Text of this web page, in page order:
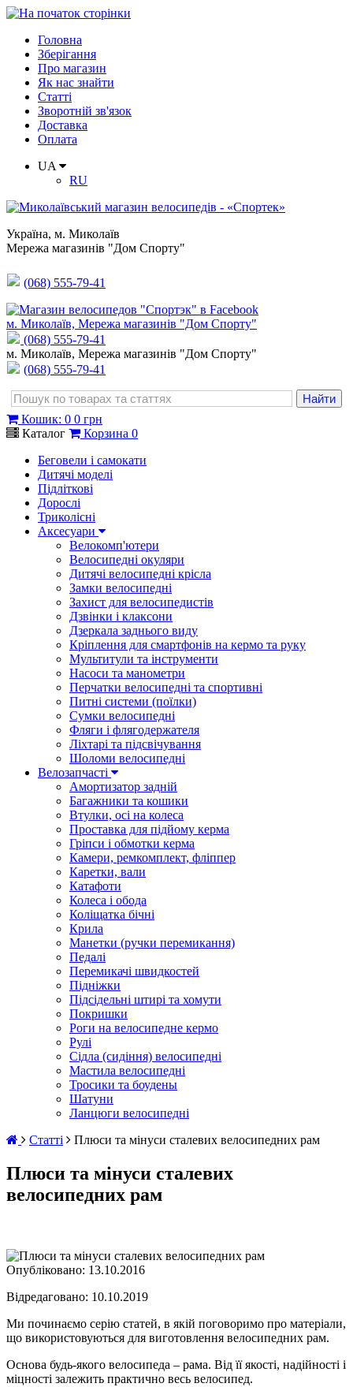
Головна
Зберігання
Про магазин
Як нас знайти
Статті
Зворотній зв'язок
Доставка
Оплата
UA
RU
Україна, м. Миколаїв
Мережа магазинів "Дом Спорту"
(068) 555-79-41
м. Миколаїв, Мережа магазинів "Дом Спорту"
(068) 555-79-41
м. Миколаїв, Мережа магазинів "Дом Спорту"
(068) 555-79-41
Кошик: 0 0 грн
Каталог
Корзина 0
Беговели і самокати
Дитячі моделі
Підліткові
Дорослі
Триколісні
Аксесуари
Велокомп'ютери
Велосипедні окуляри
Дитячі велосипедні крісла
Замки велосипедні
Захист для велосипедистів
Дзвінки і клаксони
Дзеркала заднього виду
Кріплення для смартфонів на кермо та руку
Мультитули та інструменти
Насоси та манометри
Перчатки велосипедні та спортивні
Питні системи (поїлки)
Сумки велосипедні
Фляги і флягодержателя
Ліхтарі та підсвічування
Шоломи велосипедні
Велозапчасті
Амортизатор задній
Багажники та кошики
Втулки, осі на колеса
Проставка для підйому керма
Гріпси і обмотки керма
Камери, ремкомплект, фліппер
Каретки, вали
Катафоти
Колеса і обода
Коліщатка бічні
Крила
Манетки (ручки перемикання)
Педалі
Перемикачі швидкостей
Підніжки
Підсідельні штирі та хомути
Покришки
Роги на велосипедне кермо
Рулі
Сідла (сидіння) велосипедні
Мастила велосипедні
Тросики та боудены
Шатуни
Ланцюги велосипедні
Статті
Плюси та мінуси сталевих велосипедних рам
Плюси та мінуси сталевих
велосипедних рам
Опубліковано: 13.10.2016
Відредаговано: 10.10.2019
Ми починаємо серію статей, в якій поговоримо про матеріали,
що використовуються для виготовлення велосипедних рам.
Основа будь-якого велосипеда – рама. Від її якості, надійності і
міцності залежить практично весь велосипед.